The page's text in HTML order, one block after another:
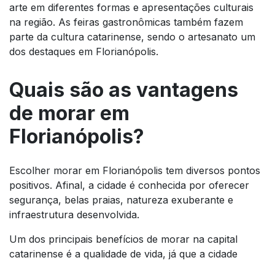
arte em diferentes formas e apresentações culturais
na região. As feiras gastronômicas também fazem
parte da cultura catarinense, sendo o artesanato um
dos destaques em Florianópolis.
Quais são as vantagens
de morar em
Florianópolis?
Escolher morar em Florianópolis tem diversos pontos
positivos. Afinal, a cidade é conhecida por oferecer
segurança, belas praias, natureza exuberante e
infraestrutura desenvolvida.
Um dos principais benefícios de morar na capital
catarinense é a qualidade de vida, já que a cidade